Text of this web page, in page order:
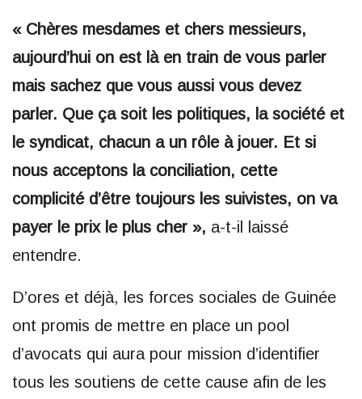
« Chères mesdames et chers messieurs,
aujourd’hui on est là en train de vous parler
mais sachez que vous aussi vous devez
parler. Que ça soit les politiques, la société et
le syndicat, chacun a un rôle à jouer. Et si
nous acceptons la conciliation, cette
complicité d’être toujours les suivistes, on va
payer le prix le plus cher », a-t-il laissé
entendre.
D’ores et déjà, les forces sociales de Guinée
ont promis de mettre en place un pool
d’avocats qui aura pour mission d’identifier
tous les soutiens de cette cause afin de les